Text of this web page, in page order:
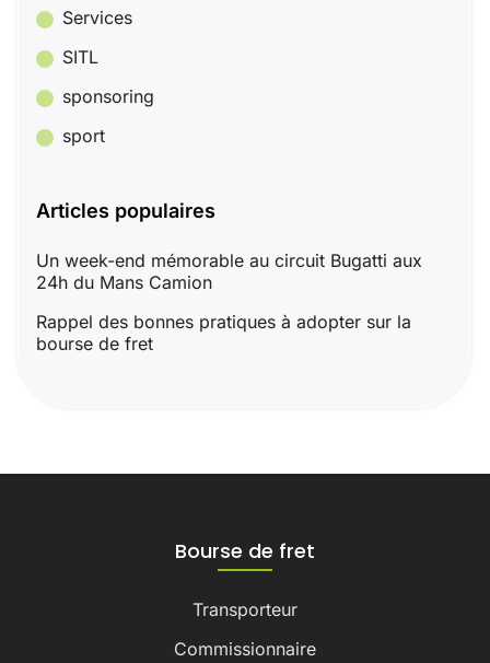
Services
SITL
sponsoring
sport
Articles populaires
Un week-end mémorable au circuit Bugatti aux
24h du Mans Camion
Rappel des bonnes pratiques à adopter sur la
bourse de fret
Bourse de fret
Transporteur
Commissionnaire